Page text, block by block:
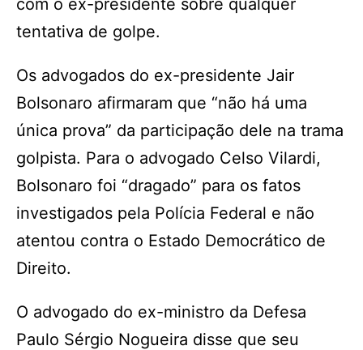
com o ex-presidente sobre qualquer
tentativa de golpe.
Os advogados do ex-presidente Jair
Bolsonaro afirmaram que “não há uma
única prova” da participação dele na trama
golpista. Para o advogado Celso Vilardi,
Bolsonaro foi “dragado” para os fatos
investigados pela Polícia Federal e não
atentou contra o Estado Democrático de
Direito.
O advogado do ex-ministro da Defesa
Paulo Sérgio Nogueira disse que seu